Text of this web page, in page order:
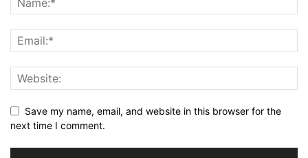
Save my name, email, and website in this browser for the
next time I comment.